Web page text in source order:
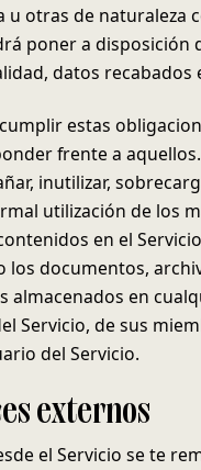
u otras de naturaleza
poner a disposición
datos recabados
estas
frente a
inutilizar,
utilización de los
en el
los documentos,
almacenados en
Servicio, de sus
del Servicio.
externos
el Servicio se te